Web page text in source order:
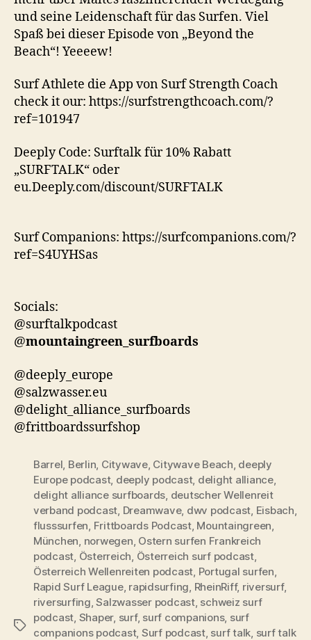
und seine Leidenschaft für das Surfen. Viel
Spaß bei dieser Episode von „Beyond the
Beach“! Yeeeew!
Surf Athlete die App von Surf Strength Coach
check it our: https://surfstrengthcoach.com/?
ref=101947
Deeply Code: Surftalk für 10% Rabatt
„SURFTALK“ oder
eu.Deeply.com/discount/SURFTALK
Surf Companions: https://surfcompanions.com/?
ref=S4UYHSas
Socials:
@surftalkpodcast
@mountaingreen_surfboards
@deeply_europe
@salzwasser.eu
@delight_alliance_surfboards
@frittboardssurfshop
Schlagwörter
Barrel Berlin Citywave, Citywave Beach deeply
Europe podcast, deeply podcast, delight alliance,
delight alliance surfboards deutscher Wellenreit
verband podcast Dreamwave, dwv podcast Eisbach
flusssurfen Frittboards Podcast, Mountaingreen
München norwegen Ostern surfen Frankreich
podcast Österreich Österreich surf podcast,
Österreich Wellenreiten podcast Portugal surfen
Rapid Surf League, rapidsurfing RheinRiff, riversurf,
riversurfing ,Salzwasser podcast, schweiz surf
podcast Shaper, surf, surf companions, surf
companions podcast, Surf podcast, surf talk surf talk